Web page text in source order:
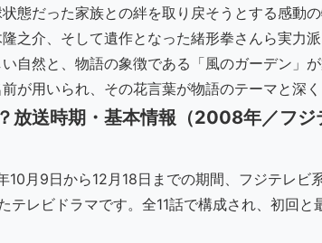
態だった家族との絆を取り戻そうとする感動の
之介、そして遺作となった緒形拳さんら実力派
自然と、物語の象徴である「風のガーデン」が
が用いられ、その花言葉が物語のテーマと深く
放送時期・基本情報（2008年／フ
10月9日から12月18日までの期間、フジテレビ
レビドラマです。全11話で構成され、初回と